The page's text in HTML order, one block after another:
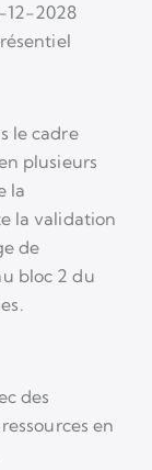
12-2028
le cadre
plusieurs
la
la validation
de
bloc 2 du
des
en